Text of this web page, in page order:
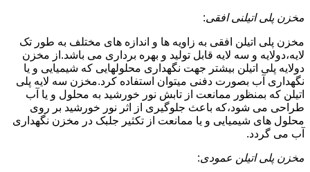
مخزن پلی اتیلنی افقی:
مخزن پلی اتیلن افقی به زاویه ها و اندازه های مختلف به طور تک
لایه،دولایه و سه لایه قابل تولید و بهره برداری می باشد.از مخزن
دولایه پلی اتیلن بیشتر جهت نگهداری محلولهایی که شیمیایی و یا
نگهداری آب بصورت دفنی میتوان استفاده کرد.مخزن سه لایه پلی
اتیلن که بمنظور ممانعت از تابش نور خورشید به محلول و یا آب
طراحی می شود،که باعث جلوگیری از اثر نور خورشید بر روی
محلول های شیمیایی و یا ممانعت از تکثیر جلبک در مخزن نگهداری
آب می گردد.
مخزن پلی اتیلن عمودی: